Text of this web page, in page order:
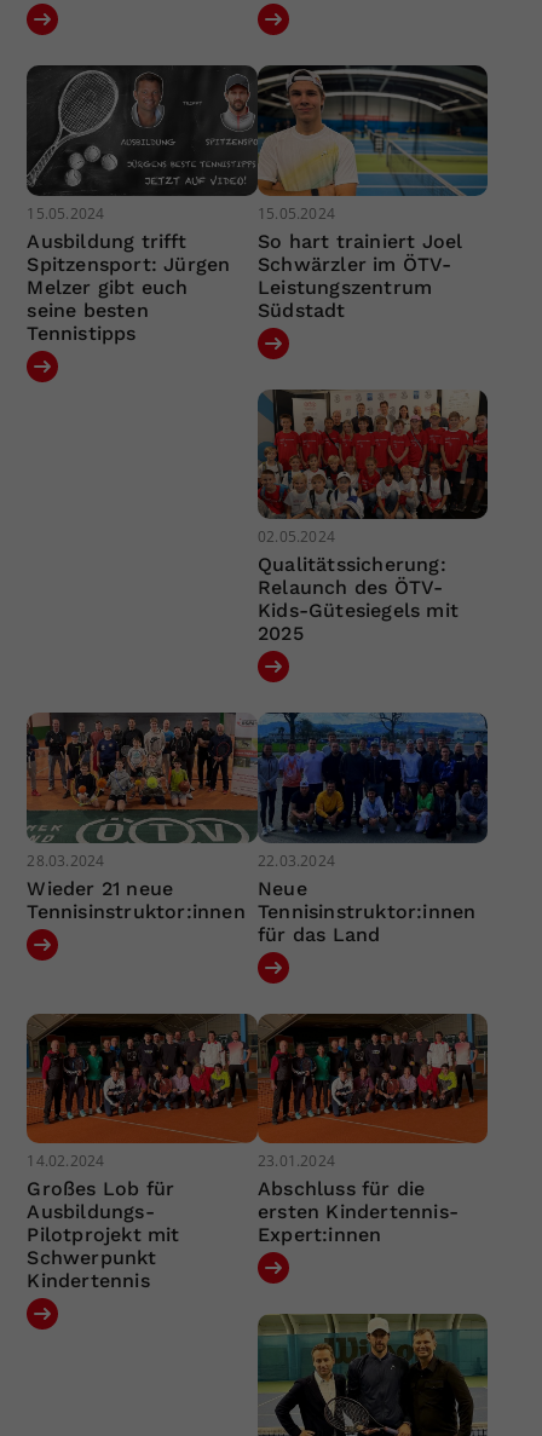
15.05.2024
Ausbildung trifft
Spitzensport: Jürgen
Melzer gibt euch
seine besten
Tennistipps
15.05.2024
So hart trainiert Joel
Schwärzler im ÖTV-
Leistungszentrum
Südstadt
02.05.2024
Qualitätssicherung:
Relaunch des ÖTV-
Kids-Gütesiegels mit
2025
28.03.2024
Wieder 21 neue
Tennisinstruktor:innen
22.03.2024
Neue
Tennisinstruktor:innen
für das Land
14.02.2024
Großes Lob für
Ausbildungs-
Pilotprojekt mit
Schwerpunkt
Kindertennis
23.01.2024
Abschluss für die
ersten Kindertennis-
Expert:innen